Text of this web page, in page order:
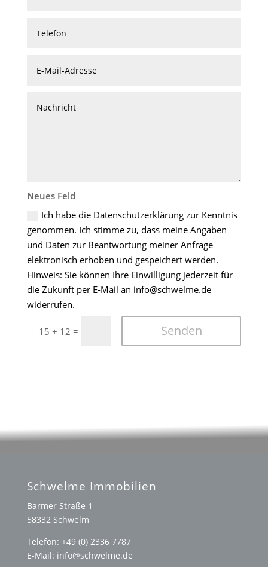
Neues Feld
Ich habe die Datenschutzerklärung zur Kenntnis
genommen. Ich stimme zu, dass meine Angaben
und Daten zur Beantwortung meiner Anfrage
elektronisch erhoben und gespeichert werden.
Hinweis: Sie können Ihre Einwilligung jederzeit für
die Zukunft per E-Mail an info@schwelme.de
widerrufen.
15 + 12 = Senden
Schwelme Immobilien
Barmer Straße 1
58332 Schwelm
Telefon: +49 (0) 2336 7787
E-Mail: info@schwelme.de